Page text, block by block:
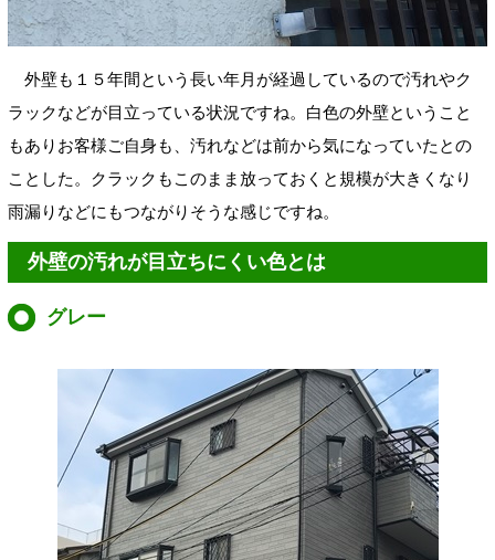
外壁も１５年間という長い年月が経過しているので汚れやク
ラックなどが目立っている状況ですね。白色の外壁ということ
もありお客様ご自身も、汚れなどは前から気になっていたとの
ことした。クラックもこのまま放っておくと規模が大きくなり
雨漏りなどにもつながりそうな感じですね。
外壁の汚れが目立ちにくい色とは
グレー